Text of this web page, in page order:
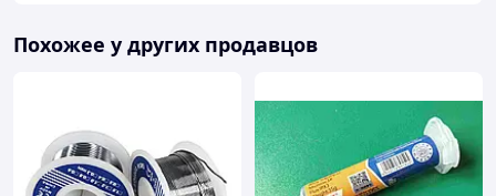
Похожее у других продавцов